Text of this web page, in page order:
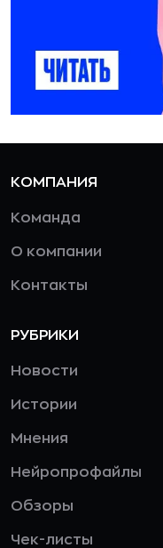
КОМПАНИЯ
Команда
О компании
Контакты
РУБРИКИ
Новости
Истории
Мнения
Нейропрофайлы
Обзоры
Чек-листы